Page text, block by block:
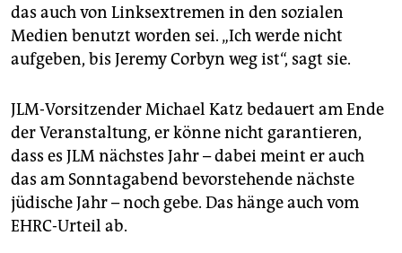
das auch von Linksextremen in den sozialen
Medien benutzt worden sei. „Ich werde nicht
aufgeben, bis Jeremy Corbyn weg ist“, sagt sie.
JLM-Vorsitzender Michael Katz bedauert am Ende
der Veranstaltung, er könne nicht garantieren,
dass es JLM nächstes Jahr – dabei meint er auch
das am Sonntagabend bevorstehende nächste
jüdische Jahr – noch gebe. Das hänge auch vom
EHRC-Urteil ab.